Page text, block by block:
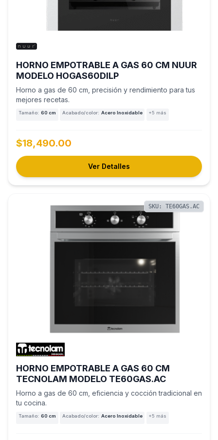
HORNO EMPOTRABLE A GAS 60 CM NUUR
MODELO HOGAS60DILP
Horno a gas de 60 cm, precisión y rendimiento para tus
mejores recetas.
Tamaño: 60 cm Acabado/color: Acero Inoxidable +5 más
$18,490.00
Ver Detalles
SKU: TE60GAS.AC
HORNO EMPOTRABLE A GAS 60 CM
TECNOLAM MODELO TE60GAS.AC
Horno a gas de 60 cm, eficiencia y cocción tradicional en
tu cocina.
Tamaño: 60 cm Acabado/color: Acero Inoxidable +5 más